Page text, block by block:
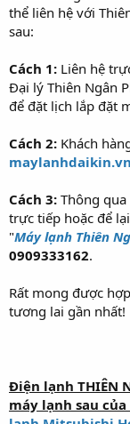
thể liên hệ với
sau:
Cách 1: Liên hệ
Đại lý Thiên Ngân
để đặt lịch lắp đặt
Cách 2: Khách
maylanhdaikin.vn
Cách 3: Thông
trực tiếp hoặc để
"Máy lạnh Thiên
0909333162.
Rất mong được
tương lai gần nhất!
Điện lạnh THIÊN
máy lạnh sau của